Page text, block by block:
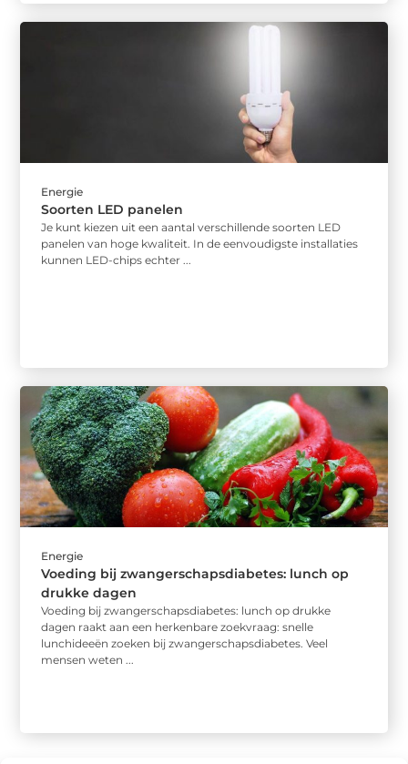
Energie
Soorten LED panelen
Je kunt kiezen uit een aantal verschillende soorten LED
panelen van hoge kwaliteit. In de eenvoudigste installaties
kunnen LED-chips echter ...
Energie
Voeding bij zwangerschapsdiabetes: lunch op
drukke dagen
Voeding bij zwangerschapsdiabetes: lunch op drukke
dagen raakt aan een herkenbare zoekvraag: snelle
lunchideeën zoeken bij zwangerschapsdiabetes. Veel
mensen weten ...